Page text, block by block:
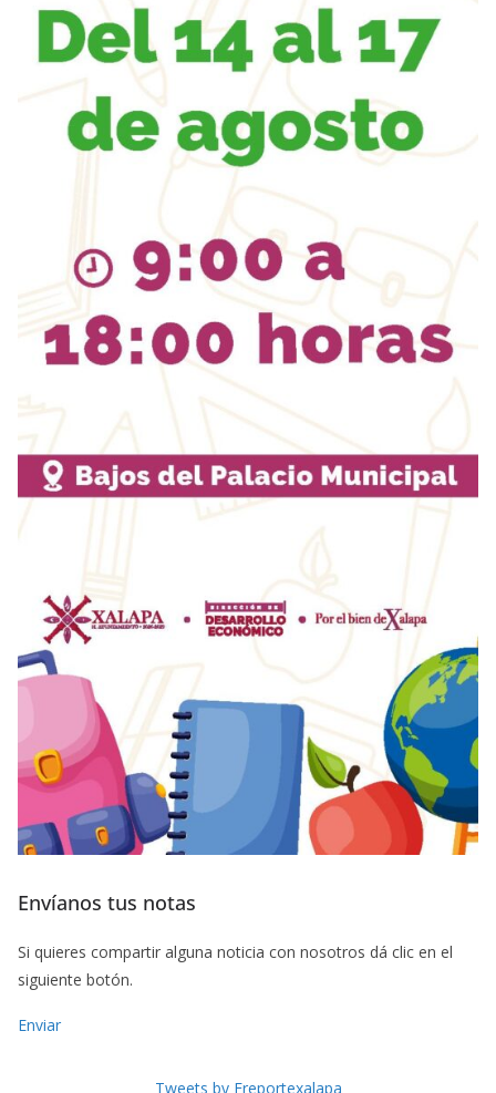
Envíanos tus notas
Si quieres compartir alguna noticia con nosotros dá clic en el
siguiente botón.
Enviar
Tweets by Freportexalapa